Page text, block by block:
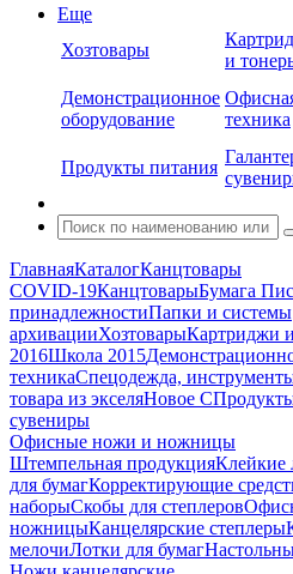
Еще
Хозтовары
и
Демонстрационное
оборудование
техника
Продукты питания
ГлавнаяКаталогКанцтовары
COVID-19КанцтоварыБумага
принадлежностиПапки и системы
архивацииХозтоварыКартриджи
2016Школа 2015
техникаСпецодежда,
товара из экселяНовое С
сувениры
Офисные ножи и ножницы
Штемпельная продукцияКлейкие
для бумагКорректирующие
наборыСкобы для степлеров
ножницыКанцелярские степлеры
мелочиЛотки для бумаг